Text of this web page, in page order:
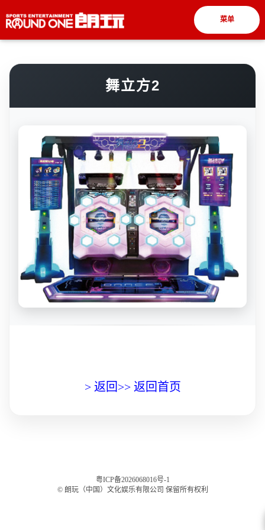
舞立方2
> 返回>> 返回首页
粤ICP备2026068016号-1
© 朗玩（中国）文化娱乐有限公司 保留所有权利
菜单